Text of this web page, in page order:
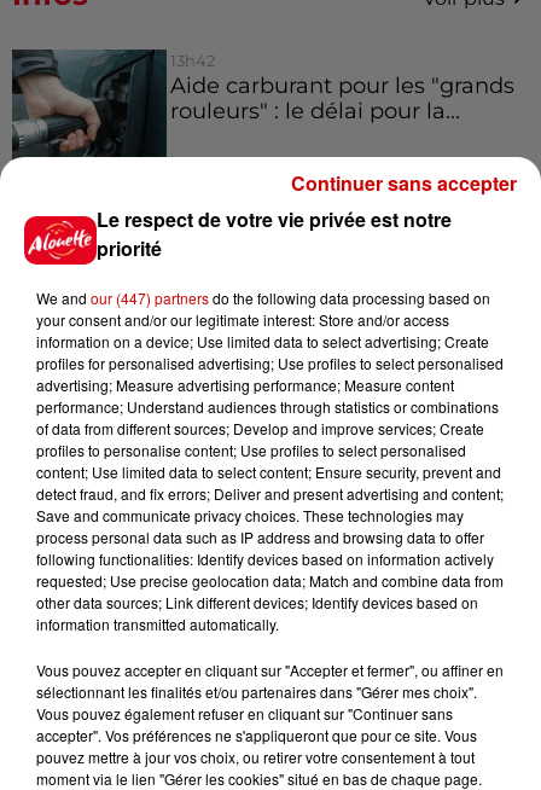
13h42
Aide carburant pour les "grands
rouleurs" : le délai pour la...
10h54
9h45
Cambriolages : plus de 18 000
logements visités en juillet 2026,
en...
7 août 2026
Pape Léon XIV en France : quel
est son programme ?
Jeux Voir plus
Le respect de votre vie privée est notre
priorité
We and our (447) partnersdo the following data processing based on
your consent and/or our legitimate interest: Store and/or access
information on a device; Use limited data to select advertising; Create
profiles for personalised advertising; Use profiles to select personalised
advertising; Measure advertising performance; Measure content
performance; Understand audiences through statistics or combinations
of data from different sources; Develop and improve services; Create
profiles to personalise content; Use profiles to select personalised
content; Use limited data to select content; Ensure security, prevent and
detect fraud, and fix errors; Deliver and present advertising and content;
Save and communicate privacy choices. These technologies may
process personal data such as IP address and browsing data to offer
following functionalities: Identify devices based on information actively
requested; Use precise geolocation data; Match and combine data from
other data sources; Link different devices; Identify devices based on
information transmitted automatically.
Vous pouvez accepter en cliquant sur "Accepter et fermer", ou affiner en
sélectionnant les finalités et/ou partenaires dans "Gérer mes choix".
Vous pouvez également refuser en cliquant sur "Continuer sans
accepter". Vos préférences ne s'appliqueront que pour ce site. Vous
pouvez mettre à jour vos choix, ou retirer votre consentement à tout
moment via le lien "Gérer les cookies" situé en bas de chaque page.
Continuer sans accepter